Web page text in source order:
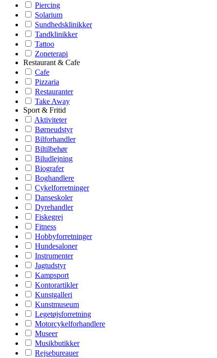
Piercing
Solarium
Sundhedsklinikker
Tandklinikker
Tattoo
Zoneterapi
Restaurant & Cafe
Cafe
Pizzaria
Restauranter
Take Away
Sport & Fritid
Aktiviteter
Børneudstyr
Bilforhandler
Biltilbehør
Biludlejning
Biografer
Boghandlere
Cykelforretninger
Danseskoler
Dyrehandler
Fiskegrej
Fitness
Hobbyforretninger
Hundesaloner
Instrumenter
Jagtudstyr
Kampsport
Kontorartikler
Kunstgalleri
Kunstmuseum
Legetøjsforretning
Motorcykelforhandlere
Museer
Musikbutikker
Rejsebureauer